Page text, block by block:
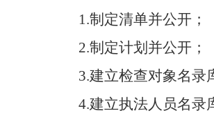
1.制定清单并公开；
2.制定计划并公开；
3.建立检查对象名录
4.建立执法人员名录